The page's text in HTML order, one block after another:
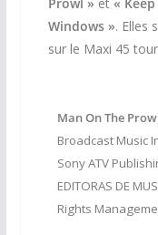
Windows ». Elles
sur le Maxi 45
Man On The
Broadcast Music
Sony ATV
EDITORAS DE
Rights